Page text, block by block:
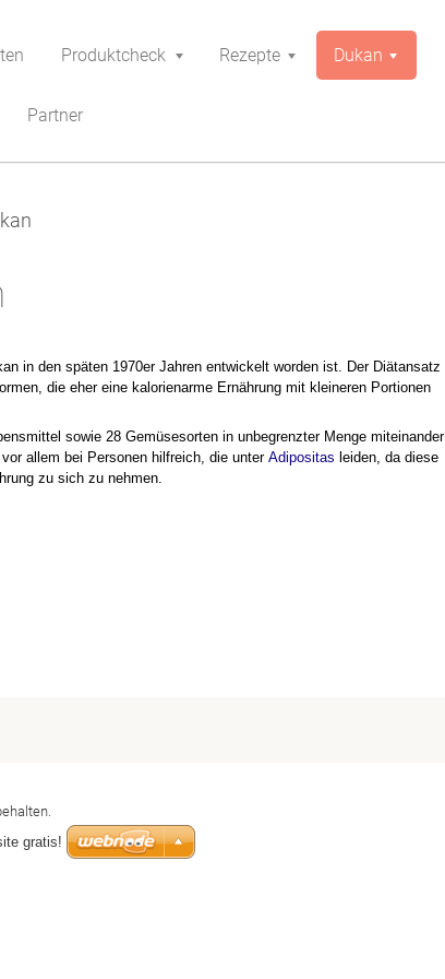
Produktcheck Rezepte Dukan
Partner
in den späten 1970er Jahren entwickelt worden ist. Der Diätansatz
die eher eine kalorienarme Ernährung mit kleineren Portionen
sowie 28 Gemüsesorten in unbegrenzter Menge miteinander
allem bei Personen hilfreich, die unter Adipositas leiden, da diese
zu sich zu nehmen.
gratis!